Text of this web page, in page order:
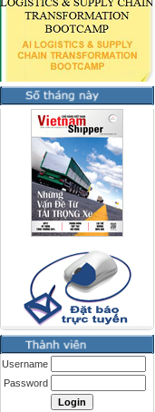
Username
Password